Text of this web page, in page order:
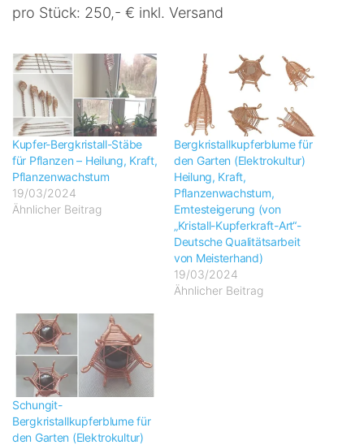
pro Stück: 250,- € inkl. Versand
Kupfer-Bergkristall-Stäbe
für Pflanzen – Heilung, Kraft,
Pflanzenwachstum
19/03/2024
Ähnlicher Beitrag
Bergkristallkupferblume für
den Garten (Elektrokultur)
Heilung, Kraft,
Pflanzenwachstum,
Erntesteigerung (von
„Kristall-Kupferkraft-Art“-
Deutsche Qualitätsarbeit
von Meisterhand)
19/03/2024
Ähnlicher Beitrag
Schungit-
Bergkristallkupferblume für
den Garten (Elektrokultur)